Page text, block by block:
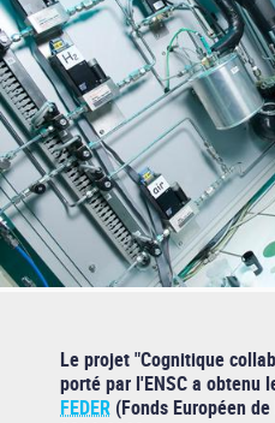
Le projet "Cognitique
porté par l'ENSC a obtenu
FEDER (Fonds Européen